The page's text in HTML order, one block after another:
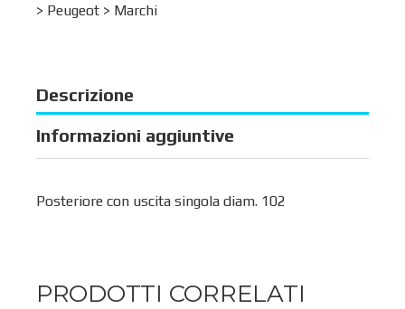
> Peugeot > Marchi
Descrizione
Informazioni aggiuntive
Posteriore con uscita singola diam. 102
PRODOTTI CORRELATI